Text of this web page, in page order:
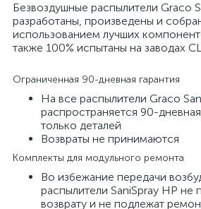
Безвоздушные распылители Graco
разработаны, произведены и
использованием лучших
также 100% испытаны на заводах
Ограниченная 90-дневная гарантия
На все распылители Graco
распространяется 90-
только деталей
Возвраты не принимаются
Комплекты для модульного ремонта
Во избежание передачи
распылители SaniSpray HP не
возврату и не подлежат